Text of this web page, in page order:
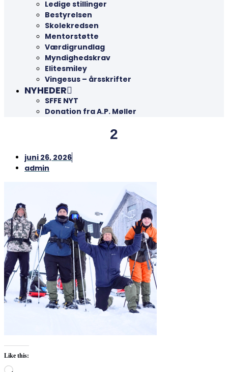
Ledige stillinger
Bestyrelsen
Skolekredsen
Mentorstøtte
Værdigrundlag
Myndighedskrav
Elitesmiley
Vingesus – årsskrifter
NYHEDER
SFFE NYT
Donation fra A.P. Møller
2
juni 26, 2026
admin
Like this:
Loading…